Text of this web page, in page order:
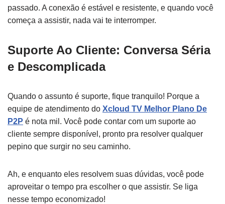
passado. A conexão é estável e resistente, e quando você
começa a assistir, nada vai te interromper.
Suporte Ao Cliente: Conversa Séria
e Descomplicada
Quando o assunto é suporte, fique tranquilo! Porque a
equipe de atendimento do Xcloud TV Melhor Plano De
P2P é nota mil. Você pode contar com um suporte ao
cliente sempre disponível, pronto pra resolver qualquer
pepino que surgir no seu caminho.
Ah, e enquanto eles resolvem suas dúvidas, você pode
aproveitar o tempo pra escolher o que assistir. Se liga
nesse tempo economizado!